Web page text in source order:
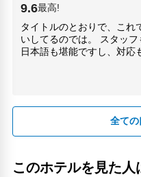
9.6最高!
タイトルのとおりで、これ
いしてるのでは。 スタッ
日本語も堪能ですし、対応
全ての
このホテルを見た